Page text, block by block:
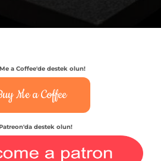
a Coffee'de destek olun!
Me a Coffee
destek olun!